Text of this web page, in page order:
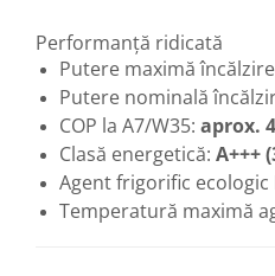
Filtre apa potabila
Sanitare
Accesorii baie
Cabine de dus
Sifoane si rigole
Performanță ridicată
Putere maximă
Putere nominală
COP la A7/W35: aprox.
Clasă energetică: A+++
Agent frigorific ecologic
Temperatură maximă